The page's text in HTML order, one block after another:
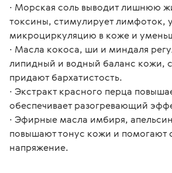
∙ Морская соль выводит лишнюю
токсины, стимулирует лимфоток,
микроциркуляцию в коже и
∙ Масла кокоса, ши и миндаля
липидный и водный баланс кожи,
придают бархатистость.
∙ Экстракт красного перца
обеспечивает разогревающий
∙ Эфирные масла имбиря,
повышают тонус кожи и помогают
напряжение.